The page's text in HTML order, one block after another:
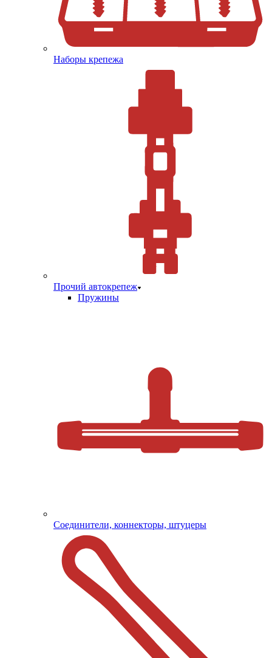
Наборы крепежа
Прочий автокрепеж
Пружины
Соединители, коннекторы, штуцеры